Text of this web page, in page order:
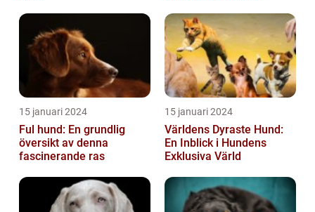
15 januari 2024
Ful hund: En grundlig
översikt av denna
fascinerande ras
15 januari 2024
Världens Dyraste Hund:
En Inblick i Hundens
Exklusiva Värld